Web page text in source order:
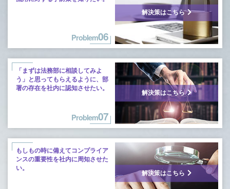
Problem06
解決策はこちら
「まずは法務部に相談してみよ
う」と思ってもらえるように、部
署の存在を社内に認知させたい。
Problem07
解決策はこちら
もしもの時に備えてコンプライア
ンスの重要性を社内に周知させた
い。
解決策はこちら